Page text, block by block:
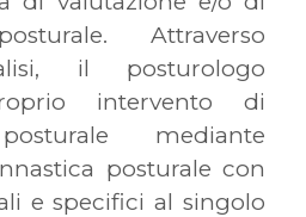
Attraverso
il posturologo
intervento di
mediante
posturale con
e specifici al singolo